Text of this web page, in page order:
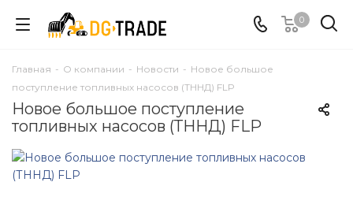
0
Главная - О компании - Новости - Новое большое
поступление топливных насосов (ТННД) FLP
Новое большое поступление
топливных насосов (ТННД) FLP